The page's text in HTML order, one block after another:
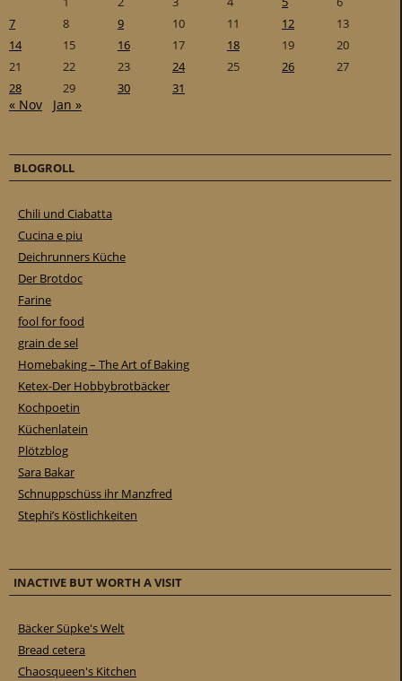
7
8 9 10 11 12
13
14
15 16 17 18 19
20
21
22 23 24 25 26
27
28
29 30 31
« Nov Jan »
BLOGROLL
Chili und Ciabatta
Cucina e piu
Deichrunners Küche
Der Brotdoc
Farine
fool for food
grain de sel
Homebaking – The Art of Baking
Ketex-Der Hobbybrotbäcker
Kochpoetin
Küchenlatein
Plötzblog
Sara Bakar
Schnuppschüss ihr Manzfred
Stephi’s Köstlichkeiten
INACTIVE BUT WORTH A VISIT
Bäcker Süpke's Welt
Bread cetera
Chaosqueen's Kitchen